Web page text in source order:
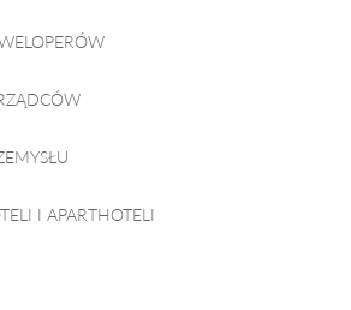
I APARTHOTELI